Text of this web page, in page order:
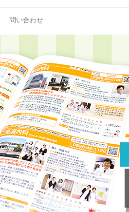
問い合わせ